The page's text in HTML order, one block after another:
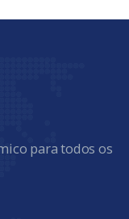
para todos os